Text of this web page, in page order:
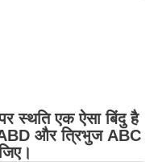
स्थति एक ऐसा बिंदु है
और त्रिभुज ABC